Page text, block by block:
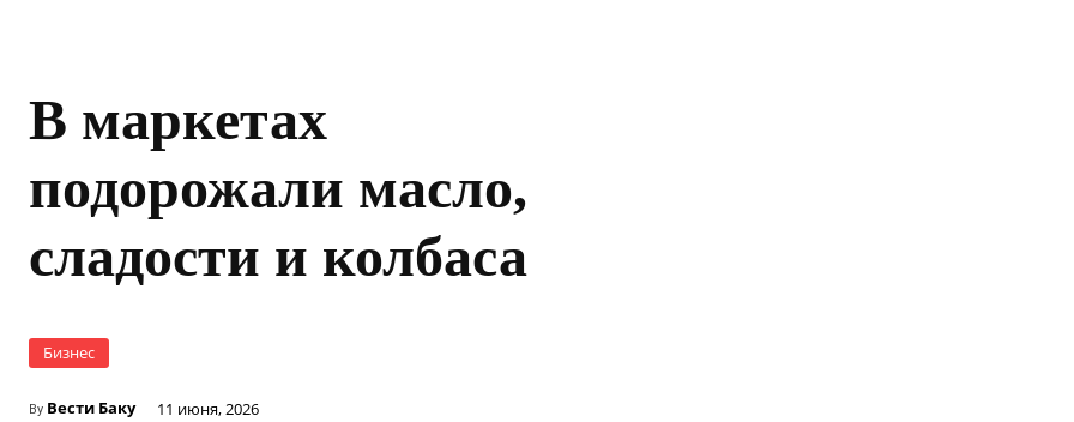
В маркетах
подорожали масло,
сладости и колбаса
Бизнес
By Вести Баку 11 июня, 2026